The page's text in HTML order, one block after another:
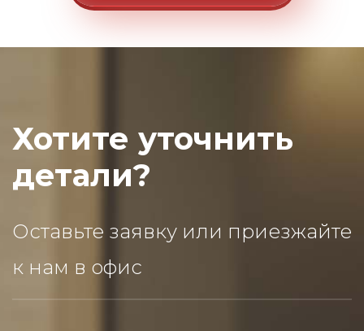
Хотите уточнить
детали?
Оставьте заявку или приезжайте
к нам в офис